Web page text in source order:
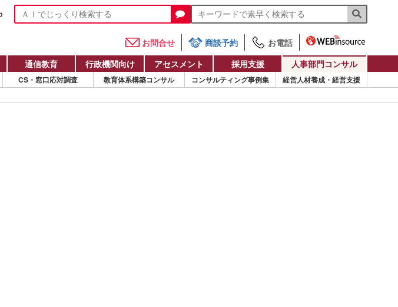
お問合せ 商談予約
お電話
通信教育 行政機関向け アセスメント 採用支援 人事部門コンサル
CS・窓口応対調査 教育体系構築コンサル コンサルティング事例集 経営人材養成・経営支援